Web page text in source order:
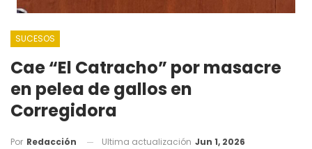
SUCESOS
Cae “El Catracho” por masacre
en pelea de gallos en
Corregidora
Por Redacción Ultima actualización Jun 1, 2026